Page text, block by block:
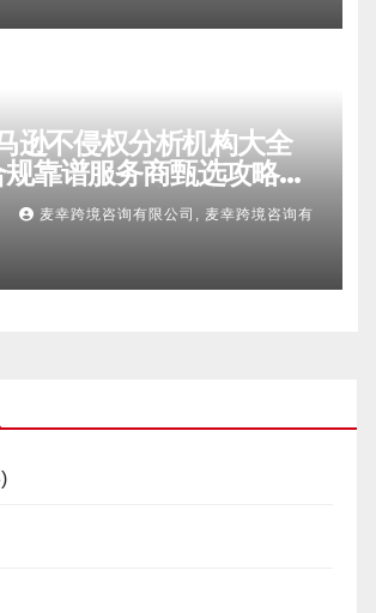
逊不侵权分析机构大全
靠谱服务商甄选攻略、
标杆机构实力详解
麦幸跨境咨询有限公司, 麦幸跨境咨询有